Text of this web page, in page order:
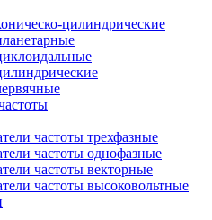
цилиндрические
частоты трехфазные
частоты однофазные
частоты векторные
частоты высоковольтные